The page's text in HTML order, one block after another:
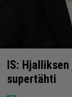
IS:
supertähti